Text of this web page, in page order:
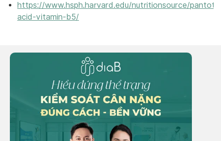
https://www.hsph.harvard.edu/nutritionsource/
acid-vitamin-b5/